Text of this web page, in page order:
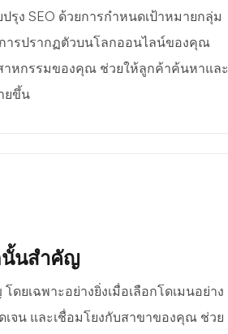
รุง SEO ด้วยการกำหนดเป้าหมายกลุ่ม
การปรากฏตัวบนโลกออนไลน์ของคุณ
าหกรรมของคุณ ช่วยให้ลูกค้าค้นหาและ
ยขึ้น
นั้นสำคัญ
ยเฉพาะอย่างยิ่งเมื่อเลือกโดเมนอย่าง
เจน และเชื่อมโยงกับสาขาของคุณ ช่วย